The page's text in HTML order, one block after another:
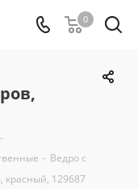
0
-
- Ведро с
красный, 129687